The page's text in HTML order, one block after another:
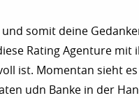
somit deine
Rating Agenture mit
ist. Momentan sieht
udn Banke in der